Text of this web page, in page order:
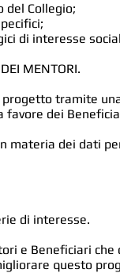
del Collegio;
di interesse
MENTORI.
tramite
dei
materia dei dati
di interesse.
e Beneficiari
questo